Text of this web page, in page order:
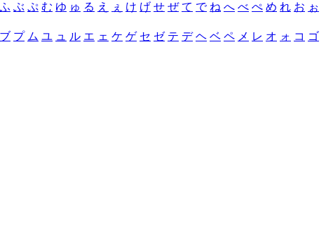
ふ ぶ ぷ む ゆ ゅ る え ぇ け げ せ ぜ て で ね へ べ ぺ め れ お ぉ
ブ プ ム ユ ュ ル エ ェ ケ ゲ セ ゼ テ デ ヘ ベ ペ メ レ オ ォ コ ゴ